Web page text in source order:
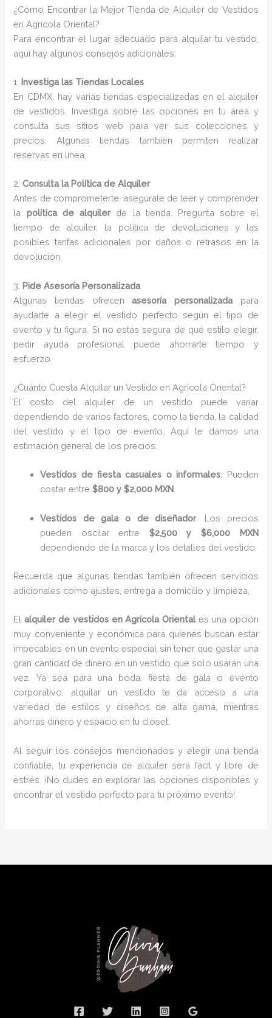
¿Cómo Encontrar la Mejor Tienda de Alquiler de Vestidos
en Agrícola Oriental?
Para encontrar el lugar adecuado para alquilar tu vestido,
aquí hay algunos consejos adicionales:
1. Investiga las Tiendas Locales
En CDMX, hay varias tiendas especializadas en el alquiler
de vestidos. Investiga sobre las opciones en tu área y
consulta sus sitios web para ver sus colecciones y
precios. Algunas tiendas también permiten realizar
reservas en línea.
2.Consulta la Política de Alquiler
Antes de comprometerte, asegúrate de leer y comprender
la política de alquilerde la tienda. Pregunta sobre el
tiempo de alquiler, la política de devoluciones y las
posibles tarifas adicionales por daños o retrasos en la
devolución.
3. Pide Asesoría Personalizada
Algunas tiendas ofrecenasesoría personalizadapara
ayudarte a elegir el vestido perfecto según el tipo de
evento y tu figura. Si no estás segura de qué estilo elegir,
pedir ayuda profesional puede ahorrarte tiempo y
esfuerzo.
¿Cuánto Cuesta Alquilar un Vestido en Agrícola Oriental?
El costo del alquiler de un vestido puede variar
dependiendo de varios factores, como la tienda, la calidad
del vestido y el tipo de evento. Aquí te damos una
estimación general de los precios:
Vestidos de fiesta casuales o informales: Pueden
costar entre$800 y $2,000 MXN.
Vestidos de gala o de diseñador: Los precios
pueden oscilar entre $2,500 y $6,000 MXN
dependiendo de la marca y los detalles del vestido.
Recuerda que algunas tiendas también ofrecen servicios
adicionales como ajustes, entrega a domicilio y limpieza,
Elalquiler de vestidos en Agrícola Orientales una opción
muy conveniente y económica para quienes buscan estar
impecables en un evento especial sin tener que gastar una
gran cantidad de dinero en un vestido que solo usarán una
vez. Ya sea para una boda, fiesta de gala o evento
corporativo, alquilar un vestido te da acceso a una
variedad de estilos y diseños de alta gama, mientras
ahorras dinero y espacio en tu closet.
Al seguir los consejos mencionados y elegir una tienda
confiable, tu experiencia de alquiler será fácil y libre de
estrés. ¡No dudes en explorar las opciones disponibles y
encontrar el vestido perfecto para tu próximo evento!